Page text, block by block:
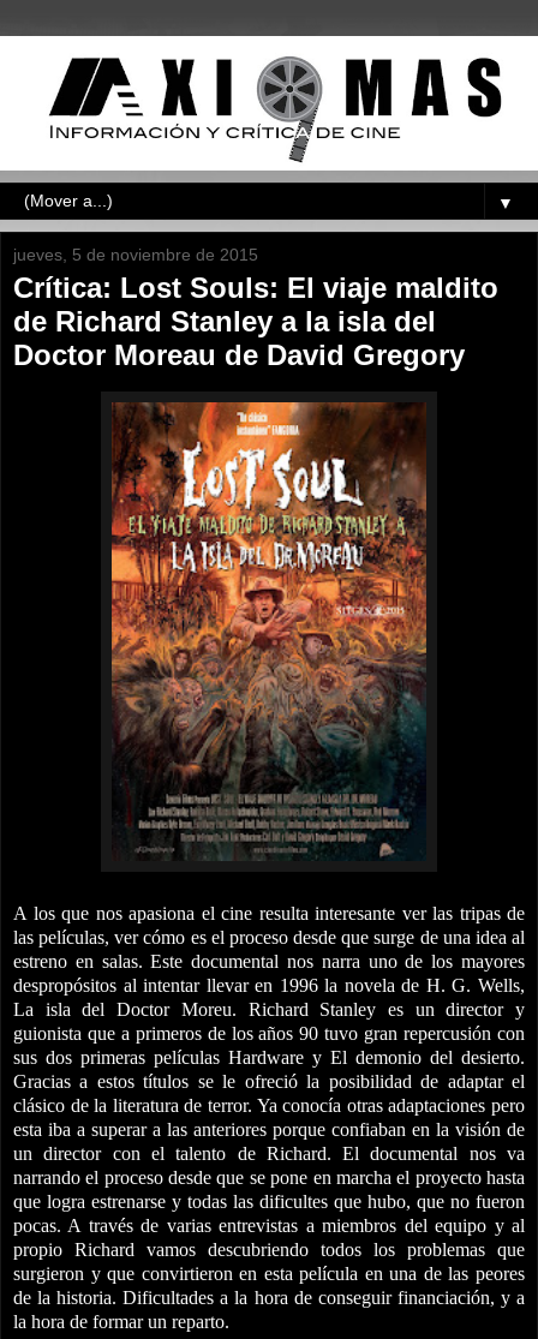
▼
jueves, 5 de noviembre de 2015
Crítica: Lost Souls: El viaje maldito
de Richard Stanley a la isla del
Doctor Moreau de David Gregory
A los que nos apasiona el cine resulta interesante ver las tripas de
las películas, ver cómo es el proceso desde que surge de una idea al
estreno en salas. Este documental nos narra uno de los mayores
despropósitos al intentar llevar en 1996 la novela de H. G. Wells,
La isla del Doctor Moreu. Richard Stanley es un director y
guionista que a primeros de los años 90 tuvo gran repercusión con
sus dos primeras películas Hardware y El demonio del desierto.
Gracias a estos títulos se le ofreció la posibilidad de adaptar el
clásico de la literatura de terror. Ya conocía otras adaptaciones pero
esta iba a superar a las anteriores porque confiaban en la visión de
un director con el talento de Richard. El documental nos va
narrando el proceso desde que se pone en marcha el proyecto hasta
que logra estrenarse y todas las dificultes que hubo, que no fueron
pocas. A través de varias entrevistas a miembros del equipo y al
propio Richard vamos descubriendo todos los problemas que
surgieron y que convirtieron en esta película en una de las peores
de la historia. Dificultades a la hora de conseguir financiación, y a
la hora de formar un reparto.